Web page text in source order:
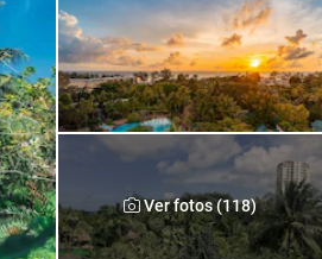
Ver fotos (118)